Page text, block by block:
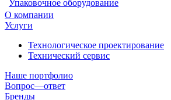
Упаковочное оборудование
О компании
Услуги
Технологическое проектирование
Технический сервис
Наше портфолио
Вопрос—ответ
Бренды